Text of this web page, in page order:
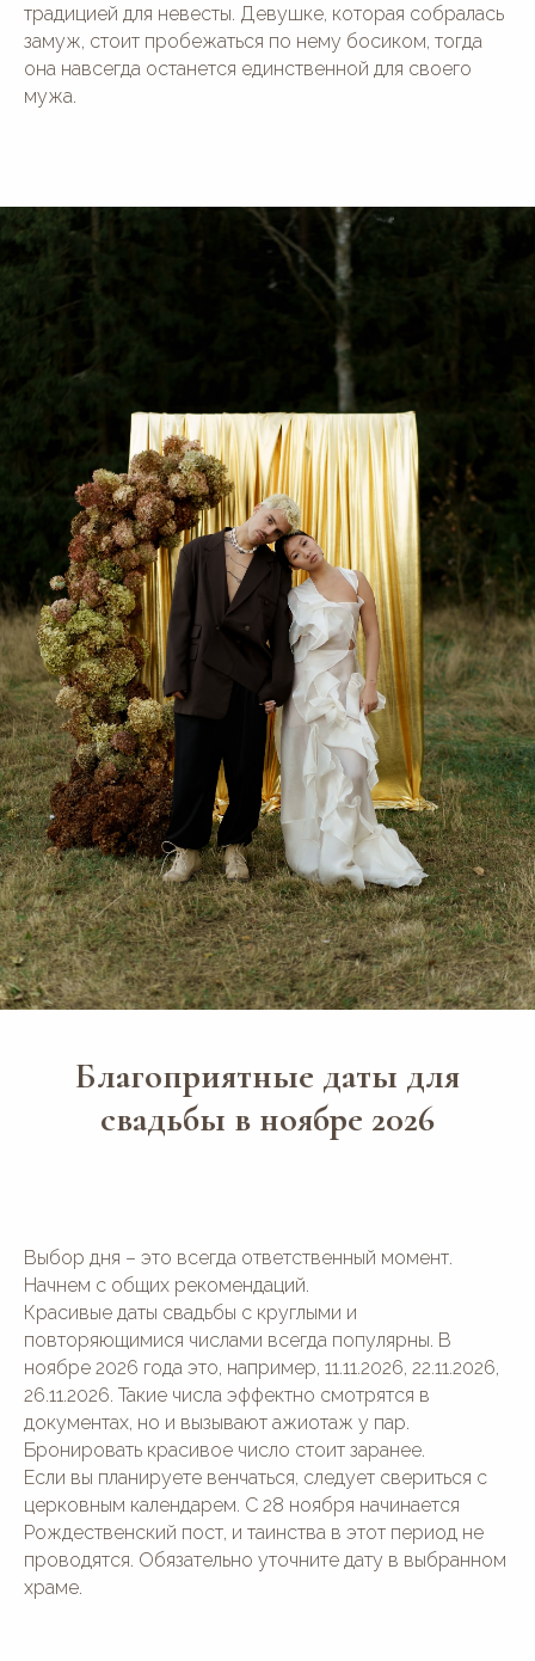
традицией для невесты. Девушке, которая собралась
замуж, стоит пробежаться по нему босиком, тогда
она навсегда останется единственной для своего
мужа.
Благоприятные даты для
свадьбы в ноябре 2026
Выбор дня – это всегда ответственный момент.
Начнем с общих рекомендаций.
Красивые даты свадьбы с круглыми и
повторяющимися числами всегда популярны. В
ноябре 2026 года это, например, 11.11.2026, 22.11.2026,
26.11.2026. Такие числа эффектно смотрятся в
документах, но и вызывают ажиотаж у пар.
Бронировать красивое число стоит заранее.
Если вы планируете венчаться, следует свериться с
церковным календарем. С 28 ноября начинается
Рождественский пост, и таинства в этот период не
проводятся. Обязательно уточните дату в выбранном
храме.